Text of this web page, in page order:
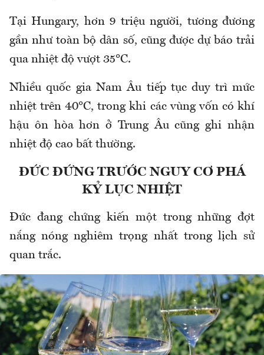
Tại Hungary, hơn 9 triệu người, tương đương
gần như toàn bộ dân số, cũng được dự báo trải
qua nhiệt độ vượt 35°C.
Nhiều quốc gia Nam Âu tiếp tục duy trì mức
nhiệt trên 40°C, trong khi các vùng vốn có khí
hậu ôn hòa hơn ở Trung Âu cũng ghi nhận
nhiệt độ cao bất thường.
ĐỨC ĐỨNG TRƯỚC NGUY CƠ PHÁ
KỶ LỤC NHIỆT
Đức đang chứng kiến một trong những đợt
nắng nóng nghiêm trọng nhất trong lịch sử
quan trắc.